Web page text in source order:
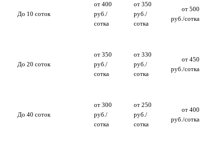
До 10 соток
от 400
руб./
сотка
от 350
руб./
сотка
от 500
руб./сотка
До 20 соток
от 350
руб./
сотка
от 330
руб./
сотка
от 450
руб./сотка
До 40 соток
от 300
руб./
сотка
от 250
руб./
сотка
от 400
руб./сотка